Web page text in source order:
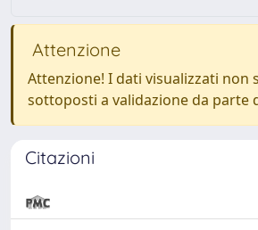
Attenzione
Attenzione! I dati visualizzati non
sottoposti a validazione da parte
Citazioni